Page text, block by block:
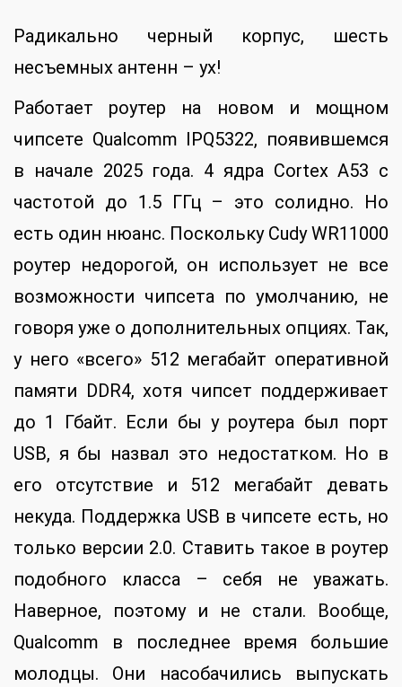
Радикально черный корпус, шесть
несъемных антенн – ух!
Работает роутер на новом и мощном
чипсете Qualcomm IPQ5322, появившемся
в начале 2025 года. 4 ядра Cortex A53 с
частотой до 1.5 ГГц – это солидно. Но
есть один нюанс. Поскольку Cudy WR11000
роутер недорогой, он использует не все
возможности чипсета по умолчанию, не
говоря уже о дополнительных опциях. Так,
у него «всего» 512 мегабайт оперативной
памяти DDR4, хотя чипсет поддерживает
до 1 Гбайт. Если бы у роутера был порт
USB, я бы назвал это недостатком. Но в
его отсутствие и 512 мегабайт девать
некуда. Поддержка USB в чипсете есть, но
только версии 2.0. Ставить такое в роутер
подобного класса – себя не уважать.
Наверное, поэтому и не стали. Вообще,
Qualcomm в последнее время большие
молодцы. Они насобачились выпускать